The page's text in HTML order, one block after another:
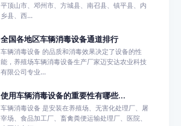
平顶山市、邓州市、方城县、南召县、镇平县、内
乡县、西...
全国各地区车辆消毒设备通道排行
车辆消毒设备 的品质和消毒效果决定了设备的性
能，养殖场车辆消毒设备生产厂家迈安达农业科技
有限公司专业...
使用车辆消毒设备的重要性有哪些...
车辆消毒设备 是安装在养殖场、无害化处理厂、屠
宰场、食品加工厂、畜禽粪便运输处理厂、医院、